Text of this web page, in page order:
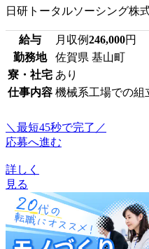
日研トータルソーシング株
給与 月収例246,000円
勤務地
佐賀県 基山町
寮・社宅 あり
仕事内容 機械系工場での組
＼最短45秒で完了／
応募へ進む
詳しく
見る